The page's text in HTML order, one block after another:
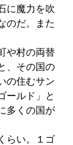
に魔力を吹
のだ。また
や村の両替
、その国の
の住むサン
ールド」と
多くの国が
らい。１ゴ